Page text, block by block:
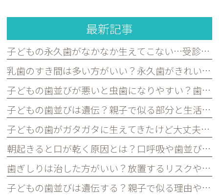
最新記事
子どもの永久歯がなかなか生えてこない…受診した方がよいケースを歯科医が解説｜宮原・さいたま市北区の歯医者
乳歯のすき間は多い方がいい？永久歯がきれいに並ぶために必要な理由を歯科医が解説｜宮原・さいたま市北区の歯医者
子どもの歯並びが悪いと虫歯になりやすい？歯並びとお口の健康の関係を歯科医が解説｜宮原・さいたま市北区の歯医者
子どもの歯並びは遺伝？親子で似る部分と生活習慣で変えられる部分を歯科医が解説｜宮原・さいたま市北区の歯医者
子どもの歯がガタガタに生えてきたけど大丈夫？永久歯の歯並びについて歯科医が解説｜宮原・さいたま市北区の歯医者
朝起きると口が乾く原因とは？口呼吸や歯並びとの関係を歯科医が解説｜宮原・さいたま市北区の歯医者
歯ぎしりは治した方がいい？放置するリスクや原因を歯科医が解説｜宮原・さいたま市北区の歯医者
子どもの歯並びは遺伝する？親子で似る理由や予防できるポイントを歯科医が解説｜宮原・さいたま市北区の歯医者